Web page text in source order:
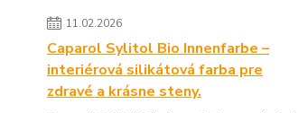
11.02.2026
Caparol Sylitol Bio Innenfarbe –
interiérová silikátová farba pre
zdravé a krásne steny.